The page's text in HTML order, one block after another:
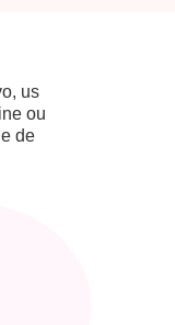
us
ou
de